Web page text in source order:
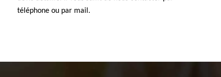
téléphone ou par mail.